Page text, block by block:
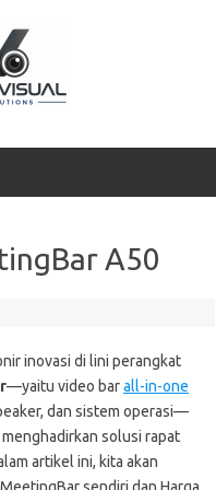
A50
inovasi di lini perangkat
—yaitu video barall-in-one
dan sistem operasi—
solusi rapat
artikel ini, kita akan